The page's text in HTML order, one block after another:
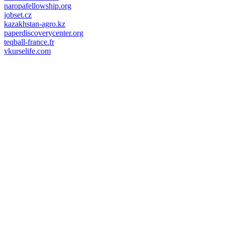
naropafellowship.org
jobset.cz
kazakhstan-agro.kz
paperdiscoverycenter.org
teqball-france.fr
vkurselife.com